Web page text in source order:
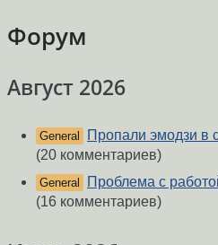
Форум
Август 2026
General
Пропали эмодзи в
(20 комментариев)
General
Проблема с
(16 комментариев)